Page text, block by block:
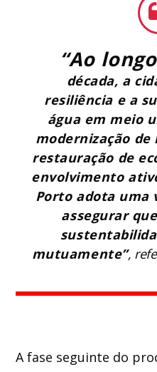
“Ao
década, a
resiliência e a
água em meio
modernização
restauração de
envolvimento
Porto adota uma
assegurar
mutuamente”,
A fase seguinte do